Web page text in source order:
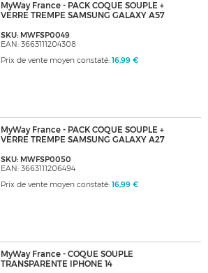
MyWay France - PACK COQUE SOUPLE +
VERRE TREMPE SAMSUNG GALAXY A57
SKU: MWFSP0049
EAN: 3663111204308
Prix de vente moyen constaté: 16,99 €
MyWay France - PACK COQUE SOUPLE +
VERRE TREMPE SAMSUNG GALAXY A27
SKU: MWFSP0050
EAN: 3663111206494
Prix de vente moyen constaté: 16,99 €
MyWay France - COQUE SOUPLE
TRANSPARENTE IPHONE 14